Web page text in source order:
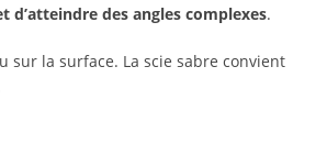
des angles complexes.
sur la surface. La scie sabre convient